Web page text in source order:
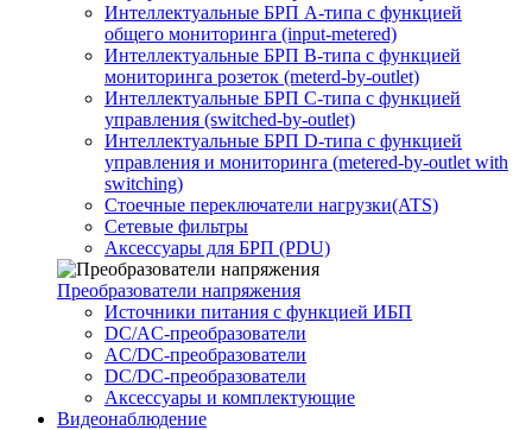
Интеллектуальные БРП А-типа с функцией
общего мониторинга (input-metered)
Интеллектуальные БРП B-типа с функцией
мониторинга розеток (meterd-by-outlet)
Интеллектуальные БРП C-типа с функцией
управления (switched-by-outlet)
Интеллектуальные БРП D-типа с функцией
управления и мониторинга (metered-by-outlet with
switching)
Стоечные переключатели нагрузки(ATS)
Сетевые фильтры
Аксессуары для БРП (PDU)
Преобразователи напряжения
Источники питания c функцией ИБП
DC/AC-преобразователи
AC/DC-преобразователи
DC/DC-преобразователи
Аксессуары и комплектующие
Видеонаблюдение